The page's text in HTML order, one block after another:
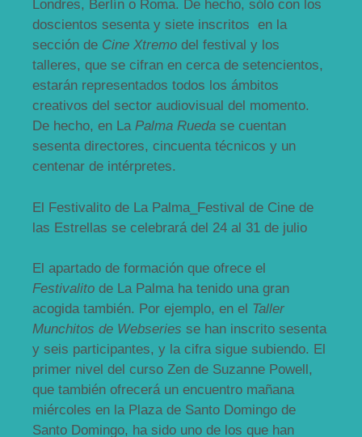
Londres, Berlín o Roma. De hecho, sólo con los
doscientos sesenta y siete inscritos en la
sección de Cine Xtremo del festival y los
talleres, que se cifran en cerca de setencientos,
estarán representados todos los ámbitos
creativos del sector audiovisual del momento.
De hecho, en La Palma Rueda se cuentan
sesenta directores, cincuenta técnicos y un
centenar de intérpretes.
El Festivalito de La Palma_Festival de Cine de
las Estrellas se celebrará del 24 al 31 de julio
El apartado de formación que ofrece el
Festivalito de La Palma ha tenido una gran
acogida también. Por ejemplo, en el Taller
Munchitos de Webseries se han inscrito sesenta
y seis participantes, y la cifra sigue subiendo. El
primer nivel del curso Zen de Suzanne Powell,
que también ofrecerá un encuentro mañana
miércoles en la Plaza de Santo Domingo de
Santo Domingo, ha sido uno de los que han